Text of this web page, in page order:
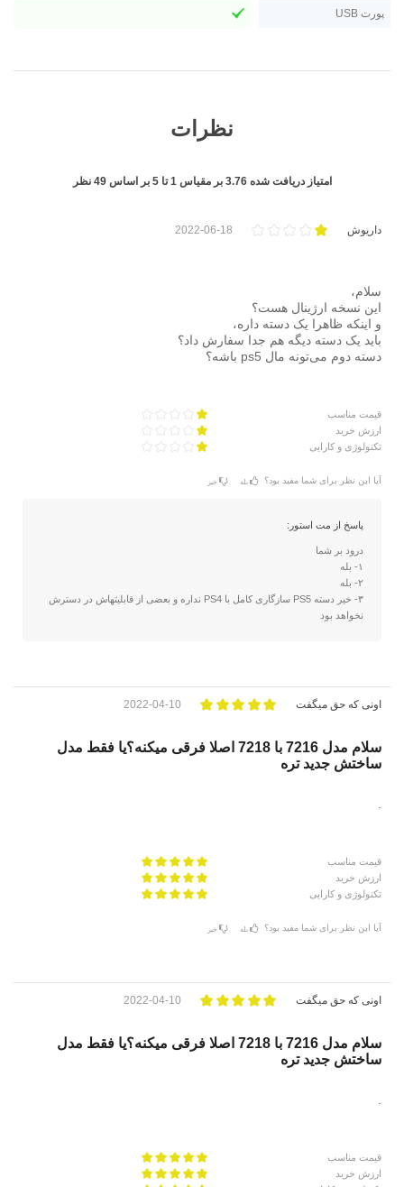
پورت USB
نظرات
امتیاز دریافت شده3.76 بر مقیاس1تا5 بر اساس49 نظر
داریوش 2022-06-18
سلام،
این نسخه ارژینال هست؟
و اینکه ظاهرا یک دسته داره،
باید یک دسته دیگه هم جدا سفارش داد؟
دسته دوم می‌تونه مال ps5 باشه؟
قیمت مناسب
ارزش خرید
تکنولوژی و کارایی
آیا این نظر برای شما مفید بود؟ بله خیر
پاسخ از مت استور:
درود بر شما
۱- بله
۲- بله
۳- خیر دسته PS5 سازگاری کامل با PS4 نداره و بعضی از قابلیتهاش در دسترش
نخواهد بود
اونی که حق میگفت 2022-04-10
سلام مدل 7216 با 7218 اصلا فرقی میکنه؟یا فقط مدل
ساختش جدید تره
.
قیمت مناسب
ارزش خرید
تکنولوژی و کارایی
آیا این نظر برای شما مفید بود؟ بله خیر
اونی که حق میگفت 2022-04-10
سلام مدل 7216 با 7218 اصلا فرقی میکنه؟یا فقط مدل
ساختش جدید تره
.
قیمت مناسب
ارزش خرید